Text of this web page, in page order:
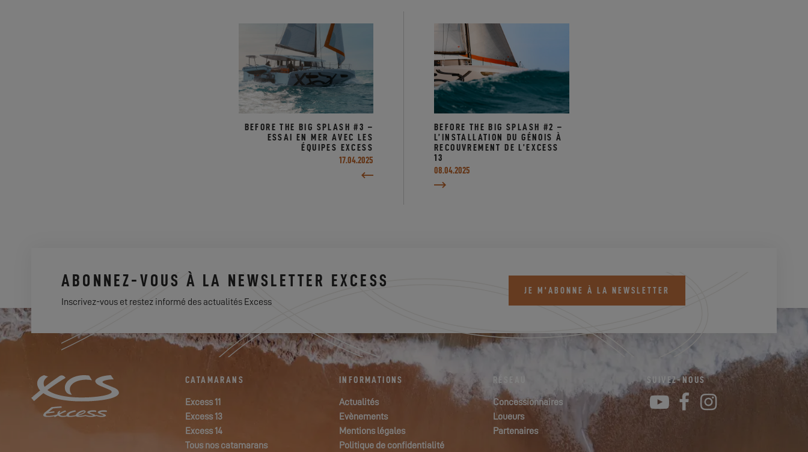
BEFORE THE BIG SPLASH #3 –
ESSAI EN MER AVEC LES
ÉQUIPES EXCESS
17.04.2025
BEFORE THE BIG SPLASH #2 –
L’INSTALLATION DU GÉNOIS À
RECOUVREMENT DE L’EXCESS
13
08.04.2025
ABONNEZ-VOUS À LA NEWSLETTER EXCESS
Inscrivez-vous et restez informé des actualités Excess
JE M'ABONNE À LA NEWSLETTER
CATAMARANS
Excess 11
Excess 13
Excess 14
Tous nos catamarans
INFORMATIONS
Actualités
Evènements
Mentions légales
Politique de confidentialité
RÉSEAU
Concessionnaires
Loueurs
Partenaires
SUIVEZ-NOUS
YouTube
Facebook
Instagram